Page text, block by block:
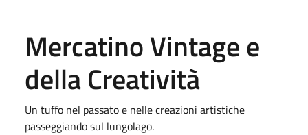
Mercatino Vintage e
della Creatività
Un tuffo nel passato e nelle creazioni artistiche
passeggiando sul lungolago.